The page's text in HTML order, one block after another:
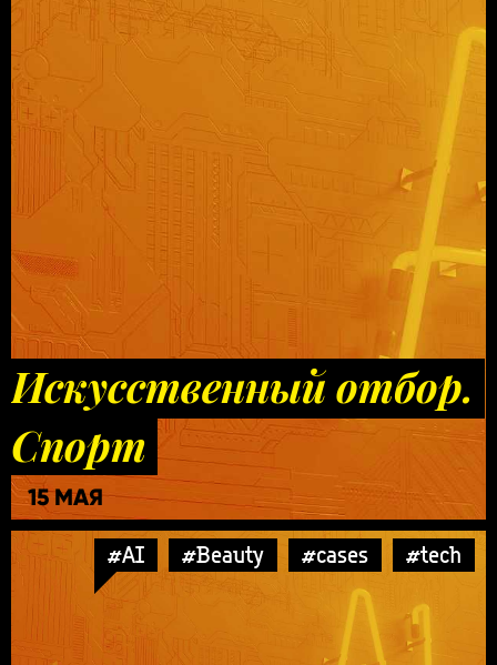
Искусственный отбор.
Спорт
15 МАЯ
#AI #Beauty #cases #tech